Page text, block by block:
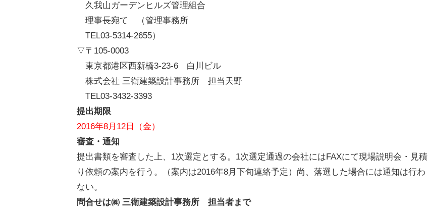
久我山ガーデンヒルズ管理組合
理事長宛て （管理事務所
TEL03-5314-2655）
▽〒105-0003
東京都港区西新橋3-23-6 白川ビル
株式会社 三衛建築設計事務所 担当天野
TEL03-3432-3393
提出期限
2016年8月12日（金）
審査・通知
提出書類を審査した上、1次選定とする。1次選定通過の会社にはFAXにて現場説明会・見積
り依頼の案内を行う。（案内は2016年8月下旬連絡予定）尚、落選した場合には通知は行わ
ない。
問合せは㈱ 三衛建築設計事務所 担当者まで